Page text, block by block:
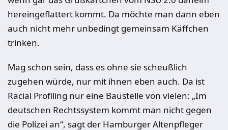
hereingeflattert kommt. Da möchte man dann eben
auch nicht mehr unbedingt gemeinsam Käffchen
trinken.
Mag schon sein, dass es ohne sie scheußlich
zugehen würde, nur mit ihnen eben auch. Da ist
Racial Profiling nur eine Baustelle von vielen: „Im
deutschen Rechtssystem kommt man nicht gegen
die Polizei an“, sagt der Hamburger Altenpfleger